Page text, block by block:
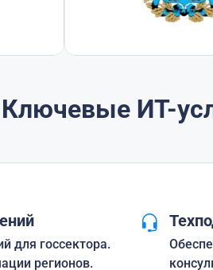
Ключевые ИТ-
для госсектора.
регионов.